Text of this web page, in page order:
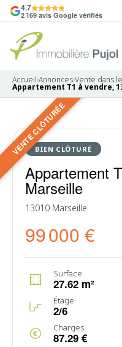
4.7
2 169 avis Google vérifiés
Accueil›Annonces›Vente dans
Appartement T1 à vendre,
VENTE CLÔTURÉE
BIEN CLÔTURÉ
Appartement
Marseille
13010 Marseille
99 000 €
Surface
27.62 m²
Étage
2/6
Charges
87.29 €
VENDU
6 photos